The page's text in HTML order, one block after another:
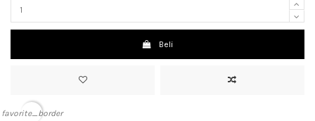
Beli
favorite_border